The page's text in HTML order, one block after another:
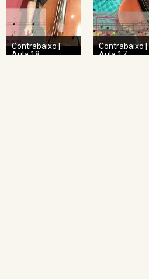
Contrabaixo |
Aula 18
Contrabaixo |
Aula 17